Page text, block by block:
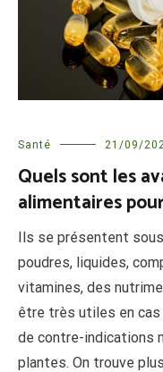
Santé 21/09/
Quels sont les
alimentaires
Ils se présentent
poudres, liquides,
vitamines, des
être très utiles en cas
de contre-indications
plantes. On trouve